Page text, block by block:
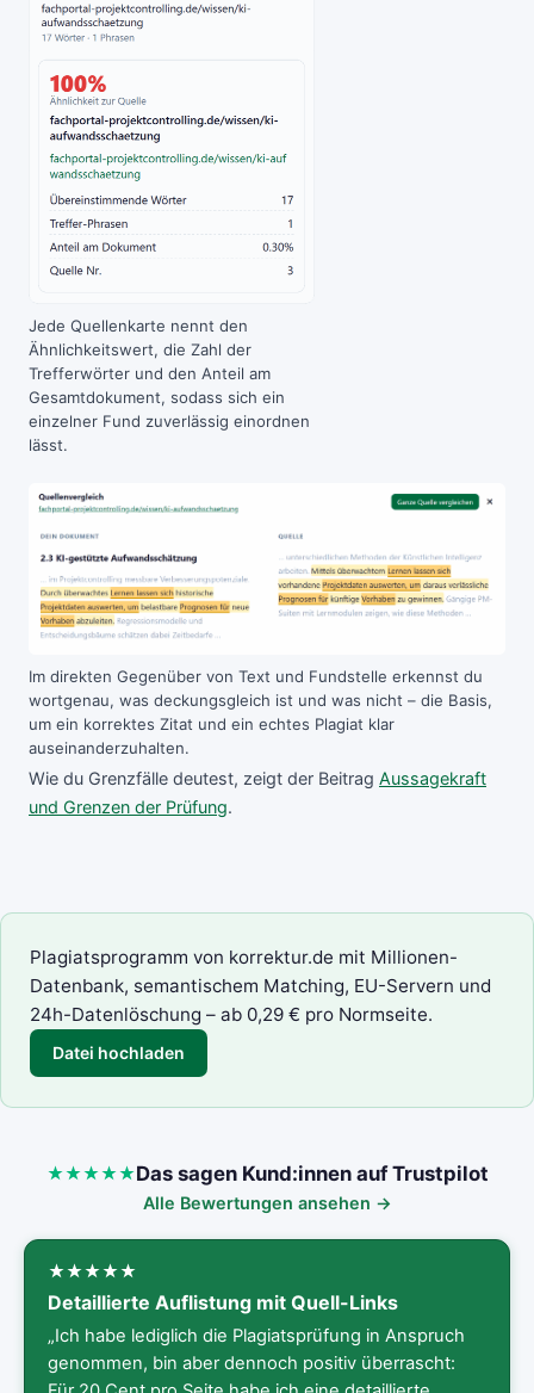
Jede Quellenkarte nennt den
Ähnlichkeitswert, die Zahl der
Trefferwörter und den Anteil am
Gesamtdokument, sodass sich ein
einzelner Fund zuverlässig einordnen
lässt.
Im direkten Gegenüber von Text und Fundstelle erkennst du
wortgenau, was deckungsgleich ist und was nicht – die Basis,
um ein korrektes Zitat und ein echtes Plagiat klar
auseinanderzuhalten.
Wie du Grenzfälle deutest, zeigt der Beitrag Aussagekraft
und Grenzen der Prüfung.
Plagiatsprogramm von korrektur.de mit Millionen-
Datenbank, semantischem Matching, EU-Servern und
24h-Datenlöschung – ab 0,29 € pro Normseite.
Datei hochladen
Das sagen Kund:innen auf Trustpilot
Alle Bewertungen ansehen →
Detaillierte Auflistung mit Quell-Links
„Ich habe lediglich die Plagiatsprüfung in Anspruch
genommen, bin aber dennoch positiv überrascht: